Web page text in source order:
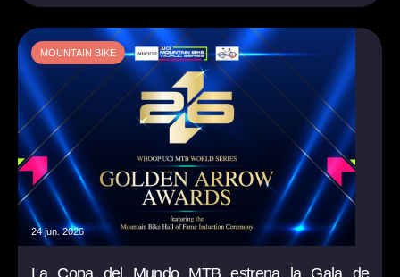
MOUNTAIN BIKE
24 jun. 2026